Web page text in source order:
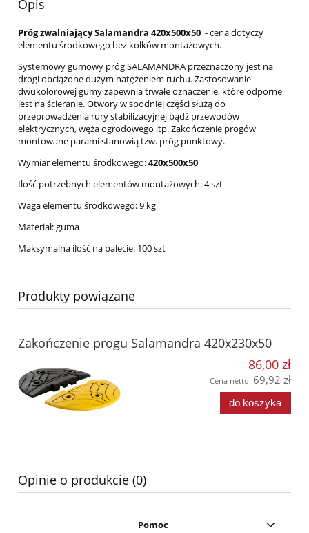
Opis
Próg zwalniający Salamandra 420x500x50 - cena dotyczy
elementu środkowego bez kołków montażowych.
Systemowy gumowy próg SALAMANDRA przeznaczony jest na
drogi obciążone dużym natężeniem ruchu. Zastosowanie
dwukolorowej gumy zapewnia trwałe oznaczenie, które odporne
jest na ścieranie. Otwory w spodniej części służą do
przeprowadzenia rury stabilizacyjnej bądź przewodów
elektrycznych, węża ogrodowego itp. Zakończenie progów
montowane parami stanowią tzw. próg punktowy.
Wymiar elementu środkowego:420x500x50
Ilość potrzebnych elementów montażowych: 4 szt
Waga elementu środkowego: 9 kg
Materiał: guma
Maksymalna ilość na palecie: 100 szt
Produkty powiązane
Zakończenie progu Salamandra 420x230x50
86,00 zł
Cena netto: 69,92 zł
do koszyka
Opinie o produkcie (0)
Pomoc